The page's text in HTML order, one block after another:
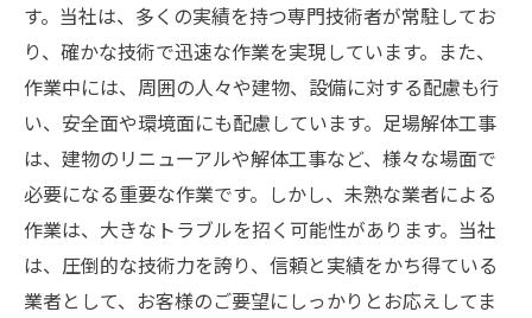
す。当社は、多くの実績を持つ専門技術者が常駐してお
り、確かな技術で迅速な作業を実現しています。また、
作業中には、周囲の人々や建物、設備に対する配慮も行
い、安全面や環境面にも配慮しています。足場解体工事
は、建物のリニューアルや解体工事など、様々な場面で
必要になる重要な作業です。しかし、未熟な業者による
作業は、大きなトラブルを招く可能性があります。当社
は、圧倒的な技術力を誇り、信頼と実績をかち得ている
業者として、お客様のご要望にしっかりとお応えしてま